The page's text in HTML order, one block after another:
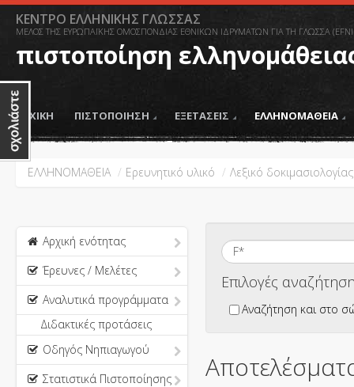
ΚΕΝΤΡΟ ΕΛΛΗΝΙΚΗΣ ΓΛΩΣΣΑΣ
ΜΕΛΟΣ ΤΗΣ ΕΥΡΩΠΑΪΚΗΣ ΟΜΟΣΠΟΝΔΙΑΣ ΕΘΝΙΚΩΝ ΙΔΡΥΜΑΤΩΝ ΓΙΑ ΤΗ ΓΛΩΣΣΑ
πιστοποίηση
ΑΡΧΙΚΗ ΠΙΣΤΟΠΟΙΗΣΗ ΕΞΕΤΑΣΕΙΣ ΕΛΛΗΝΟΜΑΘΕΙΑ
ΕΛΛΗΝΟΜΑΘΕΙΑ / Ερευνητικό υλικό / Λεξικό δοκιμασιολογίας
Αρχική ενότητας
Έρευνες / Μελέτες
Αναλυτικά προγράμματα
Διδακτικές προτάσεις
Οδηγός Νηπιαγωγού
Στατιστικά Πιστοποίησης
Επιλογές
Αναζήτηση και στο